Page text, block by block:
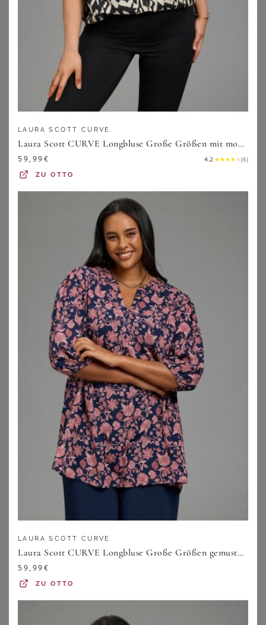
Blusenshirt
42,99€
ZUSHEEGO
79,99€
BREUNINGER
BASE LEVEL CURVY
Base Level Curvy Shirtbluse Yanina mit V-Ausschnitt
3.9★★★★★(16)
OTTO
ANISTON PLUS
47,99€
ZUOTTO
LAURA SCOTT CURVE
Laura Scott CURVE Longbluse Große Größen mit modischem Allover-Druck
59,99€ 4.2 ★★★★ ★(6)
ZUOTTO
LAURA SCOTT CURVE
Laura Scott CURVE Longbluse Große Größen gemusterte Optik, 3/4-Ärmel mit Gummizug, aus Viskose
59,99€
ZUOTTO